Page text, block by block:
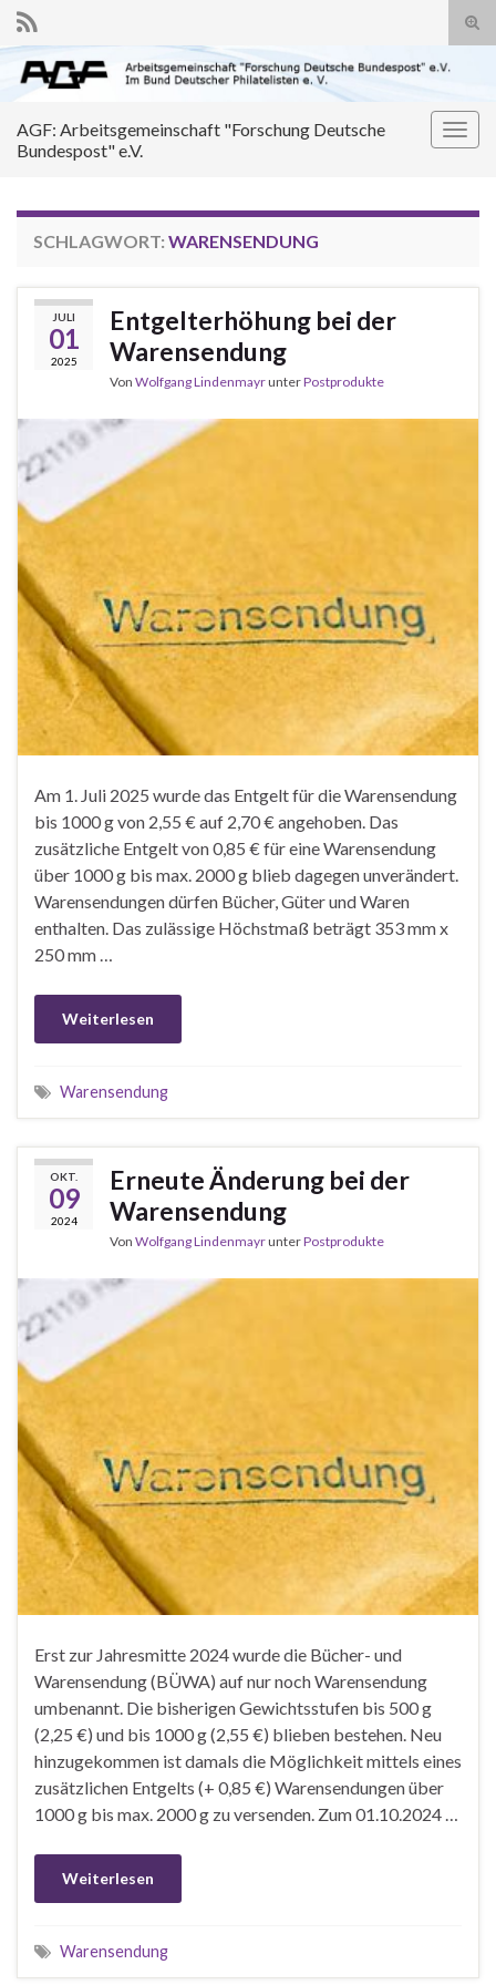
Search for:
AGF: Arbeitsgemeinschaft "Forschung Deutsche
Bundespost" e.V.
SCHLAGWORT: WARENSENDUNG
JULI
01
2025
Entgelterhöhung bei der
Warensendung
Von Wolfgang LindenmayrunterPostprodukte
Am 1. Juli 2025 wurde das Entgelt für die Warensendung
bis 1000 g von 2,55 € auf 2,70 € angehoben. Das
zusätzliche Entgelt von 0,85 € für eine Warensendung
über 1000 g bis max. 2000 g blieb dagegen unverändert.
Warensendungen dürfen Bücher, Güter und Waren
enthalten. Das zulässige Höchstmaß beträgt 353 mm x
250 mm …
Weiterlesen
Warensendung
OKT.
09
2024
Erneute Änderung bei der
Warensendung
Von Wolfgang LindenmayrunterPostprodukte
Erst zur Jahresmitte 2024 wurde die Bücher- und
Warensendung (BÜWA) auf nur noch Warensendung
umbenannt. Die bisherigen Gewichtsstufen bis 500 g
(2,25 €) und bis 1000 g (2,55 €) blieben bestehen. Neu
hinzugekommen ist damals die Möglichkeit mittels eines
zusätzlichen Entgelts (+ 0,85 €) Warensendungen über
1000 g bis max. 2000 g zu versenden. Zum 01.10.2024 …
Weiterlesen
Warensendung